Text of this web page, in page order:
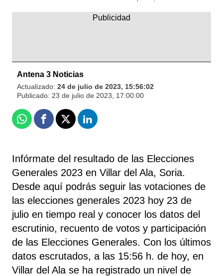
Antena 3 Noticias
Actualizado: 24 de julio de 2023, 15:56:02
Publicado: 23 de julio de 2023, 17:00:00
WhatsappFacebook
X Linkedin
Infórmate del resultado de las Elecciones
Generales 2023 en Villar del Ala, Soria.
Desde aquí podrás seguir las votaciones de
las elecciones generales 2023 hoy 23 de
julio en tiempo real y conocer los datos del
escrutinio, recuento de votos y participación
de las Elecciones Generales. Con los últimos
datos escrutados, a las 15:56 h. de hoy, en
Villar del Ala se ha registrado un nivel de